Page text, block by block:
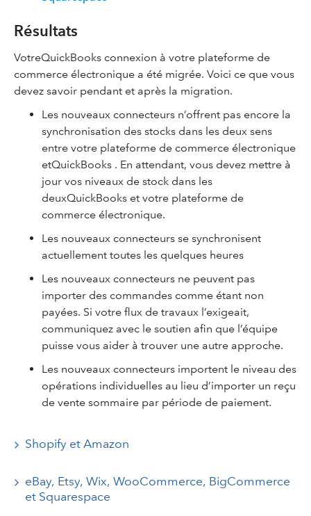
Résultats
VotreQuickBooks connexion à votre plateforme de
commerce électronique a été migrée. Voici ce que vous
devez savoir pendant et après la migration.
Les nouveaux connecteurs n’offrent pas encore la
synchronisation des stocks dans les deux sens
entre votre plateforme de commerce électronique
etQuickBooks . En attendant, vous devez mettre à
jour vos niveaux de stock dans les
deuxQuickBooks et votre plateforme de
commerce électronique.
Les nouveaux connecteurs se synchronisent
actuellement toutes les quelques heures
Les nouveaux connecteurs ne peuvent pas
importer des commandes comme étant non
payées. Si votre flux de travaux l’exigeait,
communiquez avec le soutien afin que l’équipe
puisse vous aider à trouver une autre approche.
Les nouveaux connecteurs importent le niveau des
opérations individuelles au lieu d’importer un reçu
de vente sommaire par période de paiement.
Shopify et Amazon
eBay, Etsy, Wix, WooCommerce, BigCommerce
et Squarespace